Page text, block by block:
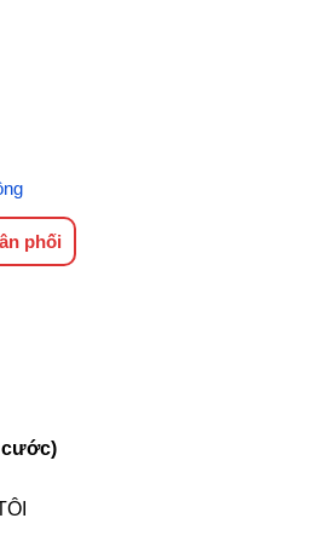
phối
cước)